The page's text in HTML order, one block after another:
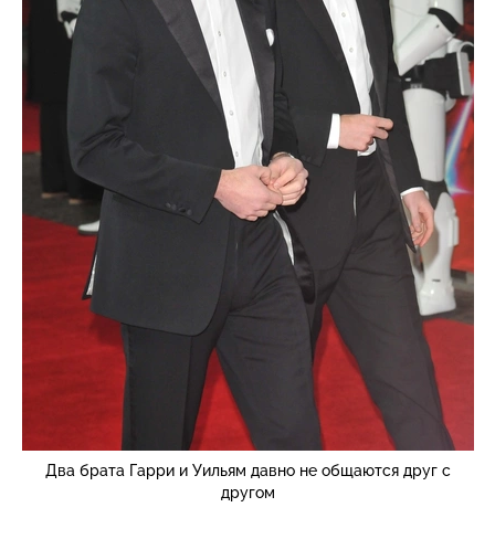
Два брата Гарри и Уильям давно не общаются друг с
другом